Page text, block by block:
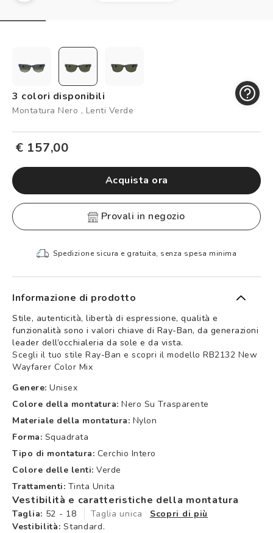
Controllo visivo
Logout
3 colori disponibili
Montatura Nero , Lenti Verde
€ 157,00
Acquista ora
provali in negozio
Spedizione sicura e gratuita, senza spesa minima
Informazione di prodotto
Stile, autenticità, libertà di espressione, qualità e
funzionalità sono i valori chiave di Ray-Ban, da generazioni
leader dell’occhialeria da sole e da vista.
Scegli il tuo stile Ray-Ban e scopri il modello RB2132 New
Wayfarer Color Mix
Genere: Unisex
Colore della montatura: Nero Su Trasparente
Materiale della montatura: Nylon
Forma: Squadrata
Tipo di montatura: Cerchio Intero
Colore delle lenti: Verde
Trattamenti: Tinta Unita
Vestibilità e caratteristiche della montatura
Taglia: 52 - 18 Taglia unica
Scopri di più
Vestibilità: Standard.